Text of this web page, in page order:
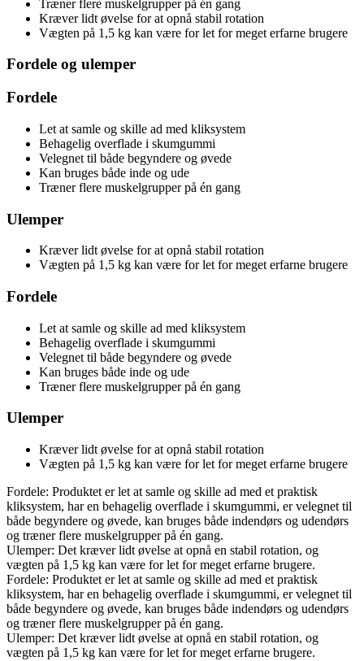
Træner flere muskelgrupper på én gang
Kræver lidt øvelse for at opnå stabil rotation
Vægten på 1,5 kg kan være for let for meget erfarne brugere
Fordele og ulemper
Fordele
Let at samle og skille ad med kliksystem
Behagelig overflade i skumgummi
Velegnet til både begyndere og øvede
Kan bruges både inde og ude
Træner flere muskelgrupper på én gang
Ulemper
Kræver lidt øvelse for at opnå stabil rotation
Vægten på 1,5 kg kan være for let for meget erfarne brugere
Fordele
Let at samle og skille ad med kliksystem
Behagelig overflade i skumgummi
Velegnet til både begyndere og øvede
Kan bruges både inde og ude
Træner flere muskelgrupper på én gang
Ulemper
Kræver lidt øvelse for at opnå stabil rotation
Vægten på 1,5 kg kan være for let for meget erfarne brugere
Fordele: Produktet er let at samle og skille ad med et praktisk
kliksystem, har en behagelig overflade i skumgummi, er velegnet til
både begyndere og øvede, kan bruges både indendørs og udendørs
og træner flere muskelgrupper på én gang.
Ulemper: Det kræver lidt øvelse at opnå en stabil rotation, og
vægten på 1,5 kg kan være for let for meget erfarne brugere.
Fordele: Produktet er let at samle og skille ad med et praktisk
kliksystem, har en behagelig overflade i skumgummi, er velegnet til
både begyndere og øvede, kan bruges både indendørs og udendørs
og træner flere muskelgrupper på én gang.
Ulemper: Det kræver lidt øvelse at opnå en stabil rotation, og
vægten på 1,5 kg kan være for let for meget erfarne brugere.